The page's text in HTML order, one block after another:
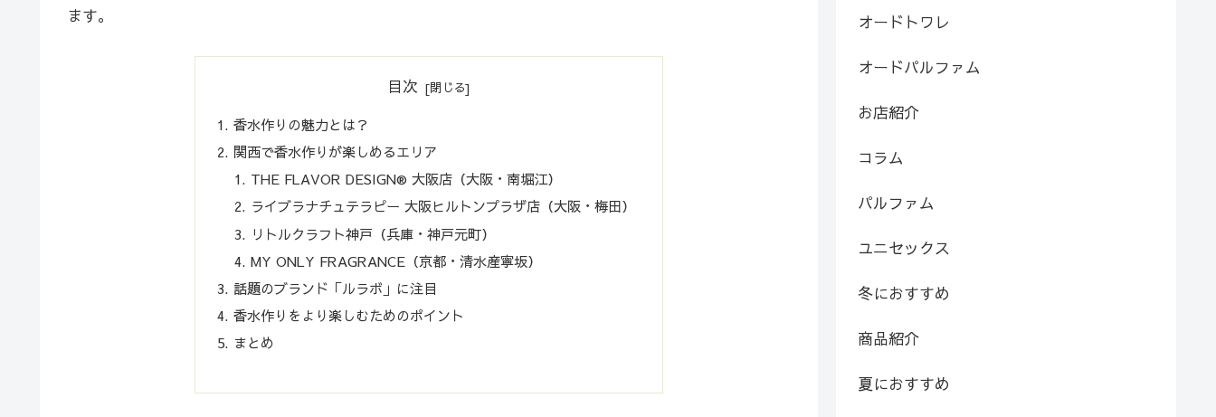
ます。
目次
香水作りの魅力とは？
関西で香水作りが楽しめるエリア
THE FLAVOR DESIGN®︎ 大阪店（大阪・南堀江）
ライブラナチュテラピー 大阪ヒルトンプラザ店（大阪・梅田）
リトルクラフト神戸（兵庫・神戸元町）
MY ONLY FRAGRANCE（京都・清水産寧坂）
話題のブランド「ルラボ」に注目
香水作りをより楽しむためのポイント
まとめ
オードトワレ
オードパルファム
お店紹介
コラム
パルファム
ユニセックス
冬におすすめ
商品紹介
夏におすすめ